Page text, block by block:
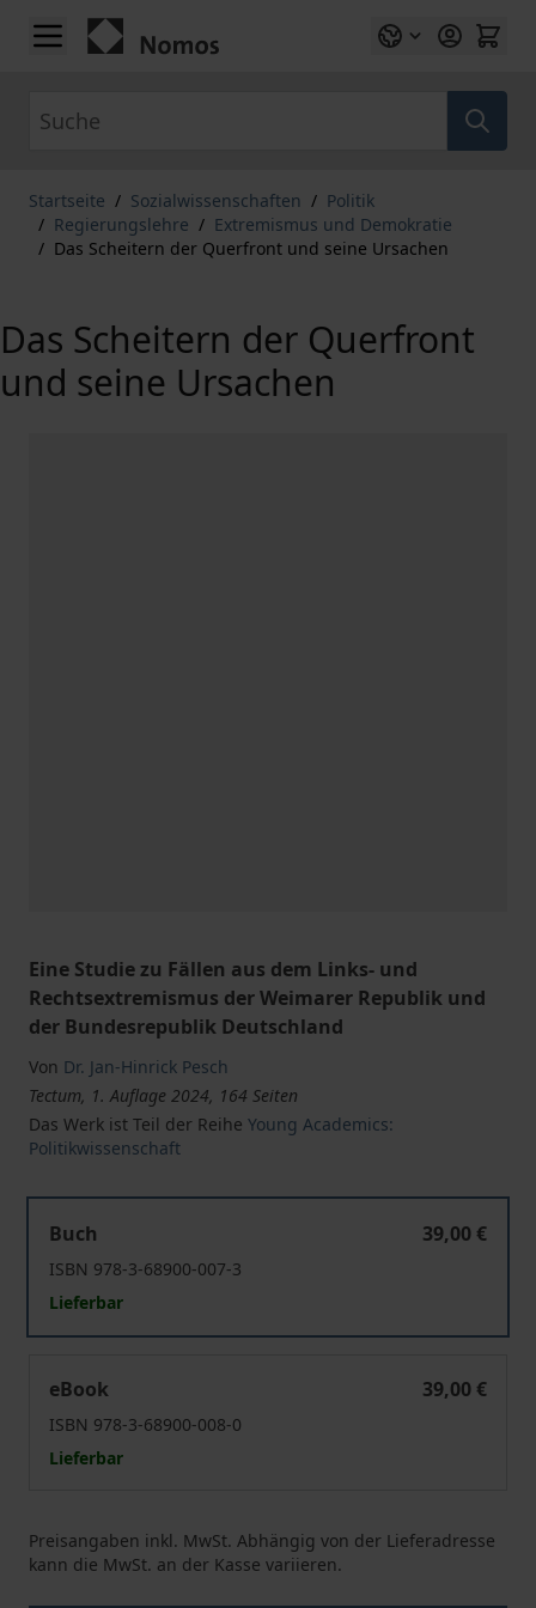
Zum Inhalt springen
Startseite / Sozialwissenschaften / Politik
/ Regierungslehre / Extremismus und Demokratie
/ Das Scheitern der Querfront und seine Ursachen
Das Scheitern der Querfront
und seine Ursachen
Eine Studie zu Fällen aus dem Links- und
Rechtsextremismus der Weimarer Republik und
der Bundesrepublik Deutschland
Von Dr. Jan-Hinrick Pesch
Tectum, 1. Auflage 2024, 164 Seiten
Das Werk ist Teil der Reihe Young Academics:
Politikwissenschaft
Buch
39,00 €
ISBN 978-3-68900-007-3
Lieferbar
eBook
39,00 €
ISBN 978-3-68900-008-0
Lieferbar
Preisangaben inkl. MwSt. Abhängig von der Lieferadresse
kann die MwSt. an der Kasse variieren.